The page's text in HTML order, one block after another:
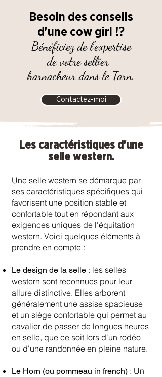
Besoin des conseils
d'une cow girl !?
Bénéficiez de l'expertise
de votre sellier-
harnacheur dans le Tarn.
Contactez-moi
Les caractéristiques d'une
selle western.
Une selle western se démarque par
ses caractéristiques spécifiques qui
favorisent une position stable et
confortable tout en répondant aux
exigences uniques de l'équitation
western. Voici quelques éléments à
prendre en compte :
Le design de la selle : les selles
western sont reconnues pour leur
allure distinctive. Elles arborent
généralement une assise spacieuse
et un siège confortable qui permet au
cavalier de passer de longues heures
en selle, que ce soit lors d'un rodéo
ou d'une randonnée en pleine nature.
Le Horn (ou pommeau in french) : Un